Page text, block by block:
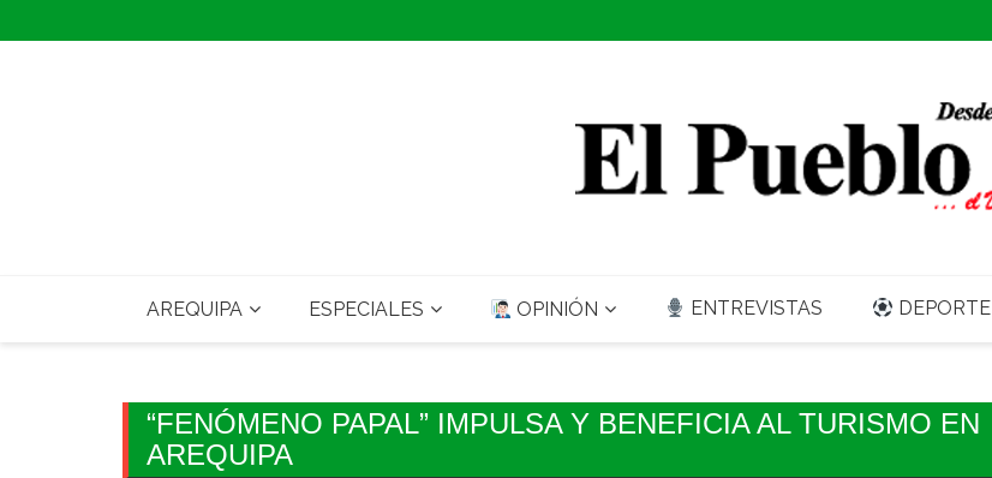
to
AREQUIPA ESPECIALES OPINIÓN ENTREVISTAS DEPORTE
“FENÓMENO PAPAL” IMPULSA Y BENEFICIA AL TURISMO EN
AREQUIPA